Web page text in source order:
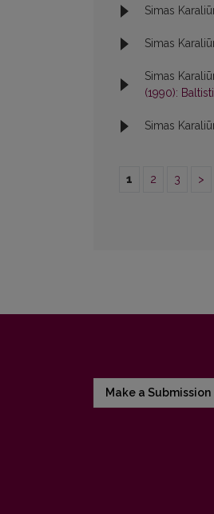
Simas
Simas
Simas
(1990):
Simas
1 2 3 >
Make a Submission